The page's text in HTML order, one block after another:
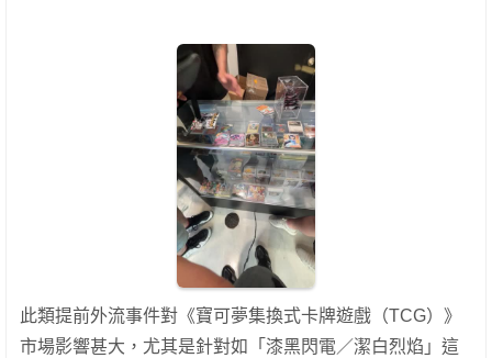
此類提前外流事件對《寶可夢集換式卡牌遊戲（TCG）》
市場影響甚大，尤其是針對如「漆黑閃電／潔白烈焰」這